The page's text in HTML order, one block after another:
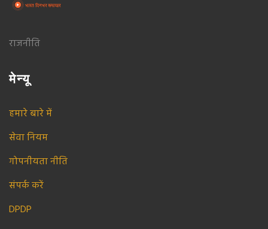
राजनीति
मेन्यू
हमारे बारे में
सेवा नियम
गोपनीयता नीति
संपर्क करें
DPDP